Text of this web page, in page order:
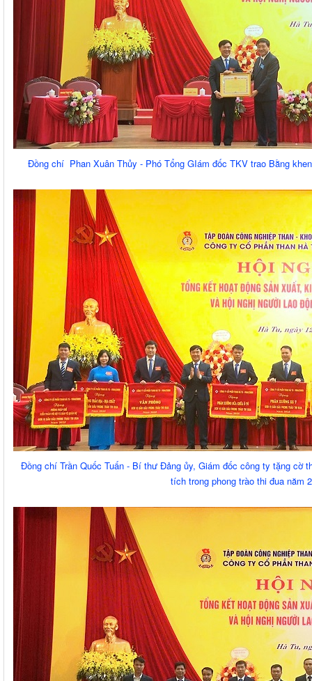
Đồng chí Phan Xuân Thủy - Phó Tổng GIám đốc TKV trao Bằng
Đồng chí Trần Quốc Tuấn - Bí thư Đảng ủy, Giám đốc công ty tặng cờ
tích trong phong trào thi đua năm